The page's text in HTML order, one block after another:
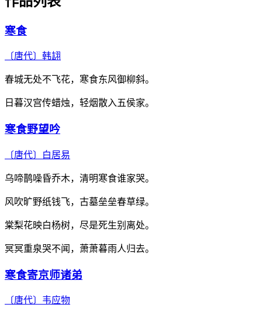
寒食
〔唐代〕 韩翃
春城无处不飞花，寒食东风御柳斜。
日暮汉宫传蜡烛，轻烟散入五侯家。
寒食野望吟
〔唐代〕 白居易
乌啼鹊噪昏乔木，清明寒食谁家哭。
风吹旷野纸钱飞，古墓垒垒春草绿。
棠梨花映白杨树，尽是死生别离处。
冥冥重泉哭不闻，萧萧暮雨人归去。
寒食寄京师诸弟
〔唐代〕 韦应物